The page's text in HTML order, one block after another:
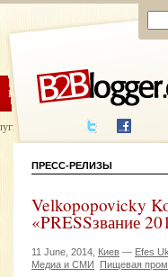
ЦЕНЫ ПОМОЩЬ
написания
ПРЕСС-РЕЛИЗЫ
Velkopopovicky
«PRESSзвание
11 June, 2014, Киев — Efes
Медиа и СМИ
Пищевая